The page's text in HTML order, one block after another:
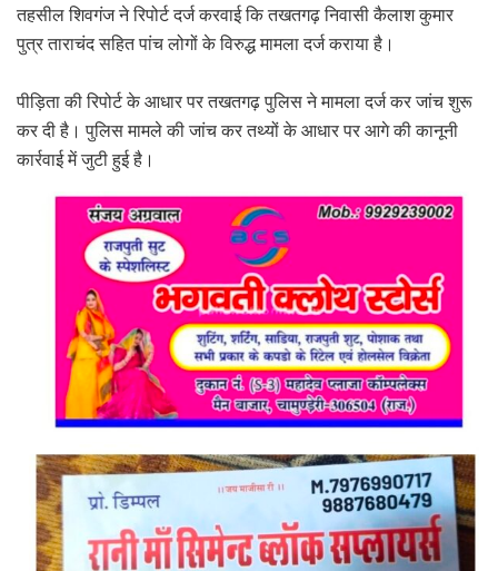
तहसील शिवगंज ने रिपोर्ट दर्ज करवाई कि तखतगढ़ निवासी कैलाश कुमार
पुत्र ताराचंद सहित पांच लोगों के विरुद्ध मामला दर्ज कराया है।
पीड़िता की रिपोर्ट के आधार पर तखतगढ़ पुलिस ने मामला दर्ज कर जांच शुरू
कर दी है। पुलिस मामले की जांच कर तथ्यों के आधार पर आगे की कानूनी
कार्रवाई में जुटी हुई है।